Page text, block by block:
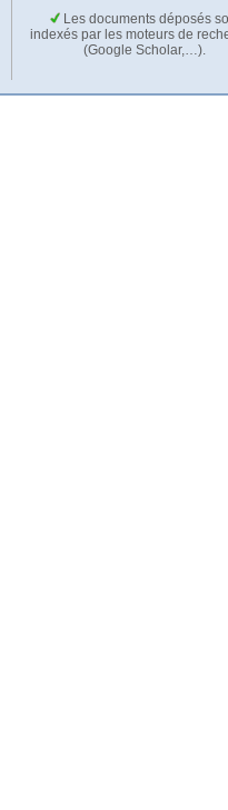
Les documents déposés
indexés par les moteurs de
(Google Scholar,…).